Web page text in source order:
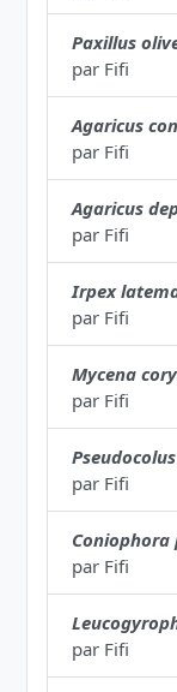
Paxillus
par Fifi
Agaricus
par Fifi
Agaricus
par Fifi
Irpex
par Fifi
Mycena
par Fifi
par Fifi
Coniophora
par Fifi
par Fifi